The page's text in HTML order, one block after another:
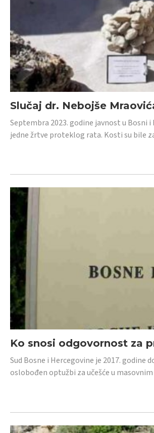
Slučaj dr. Nebojše
Septembra 2023. godine javnost u Bosni
jedne žrtve proteklog rata. Kosti su bile
Ko snosi odgovornost za
Sud Bosne i Hercegovine je 2017.
oslobođen optužbi za učešće u